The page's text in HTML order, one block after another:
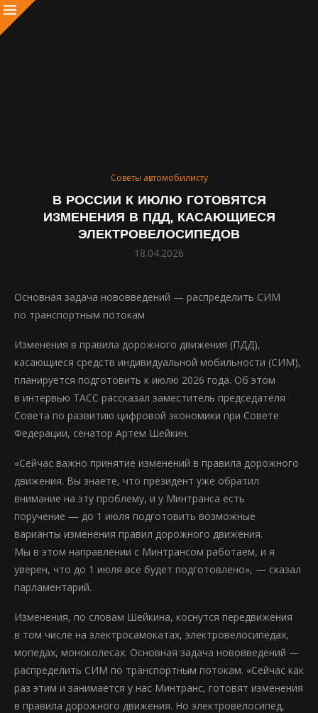
Советы автомобилисту
В РОССИИ К ИЮЛЮ ГОТОВЯТСЯ
ИЗМЕНЕНИЯ В ПДД, КАСАЮЩИЕСЯ
ЭЛЕКТРОВЕЛОСИПЕДОВ
18.04.2026
Основная задача нововведений — распределить СИМ
по транспортным потокам
Изменения в правила дорожного движения (ПДД),
касающиеся средств индивидуальной мобильности (СИМ),
планируется подготовить к июлю 2026 года. Об этом
в интервью ТАСС рассказал заместитель председателя
Совета по развитию цифровой экономики при Совете
Федерации, сенатор Артем Шейкин.
«Сейчас важно принятие изменений в правила дорожного
движения. Вы знаете, что президент уже обратил
внимание на эту проблему, и у Минтранса есть
поручение — до 1 июля подготовить возможные
варианты изменения правил дорожного движения.
Мы в этом направлении с Минтрансом работаем, и я
уверен, что до 1 июля все будет подготовлено», — сказал
парламентарий.
Изменения, по словам Шейкина, коснутся передвижения
в том числе на электросамокатах, электровелосипедах,
мопедах, моноколесах. Основная задача нововведений —
распределить СИМ по транспортным потокам. «Сейчас как
раз этим и занимается у нас Минтранс, готовят изменения
в правила дорожного движения. Но электровелосипед,